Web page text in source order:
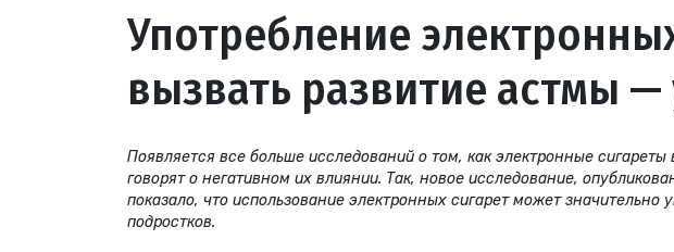
Употребление
вызвать развитие астмы
Появляется все больше исследований о том, как электронные
говорят о негативном их влиянии. Так, новое исследование,
показало, что использование электронных сигарет может значительно
подростков.